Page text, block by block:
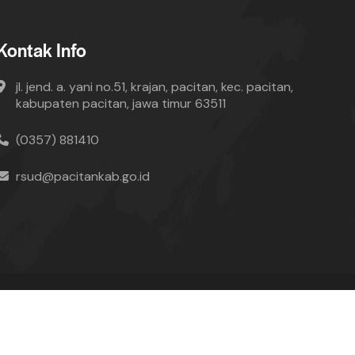
Info
jl. jend. a. yani no.51, krajan, pacitan, kec. pacitan,
kabupaten pacitan, jawa timur 63511
(0357) 881410
rsud@pacitankab.go.id